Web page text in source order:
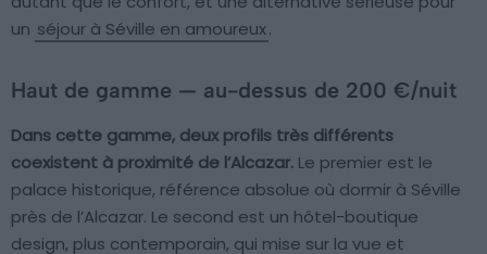
un séjour à Séville en amoureux.
Haut de gamme — au-dessus de 200 €/nuit
Dans cette gamme, deux profils très différents
coexistent à proximité de l’Alcazar. Le premier est le
palace historique, référence absolue où dormir à Séville
près de l’Alcazar. Le second est un hôtel-boutique
design, plus contemporain, qui mise sur la vue et